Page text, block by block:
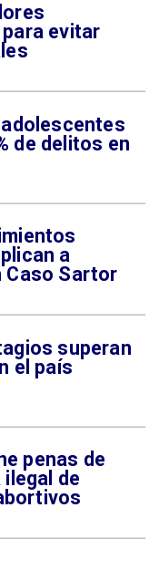
evitar
adolescentes
de delitos en
a
Caso Sartor
superan
el país
penas de
de